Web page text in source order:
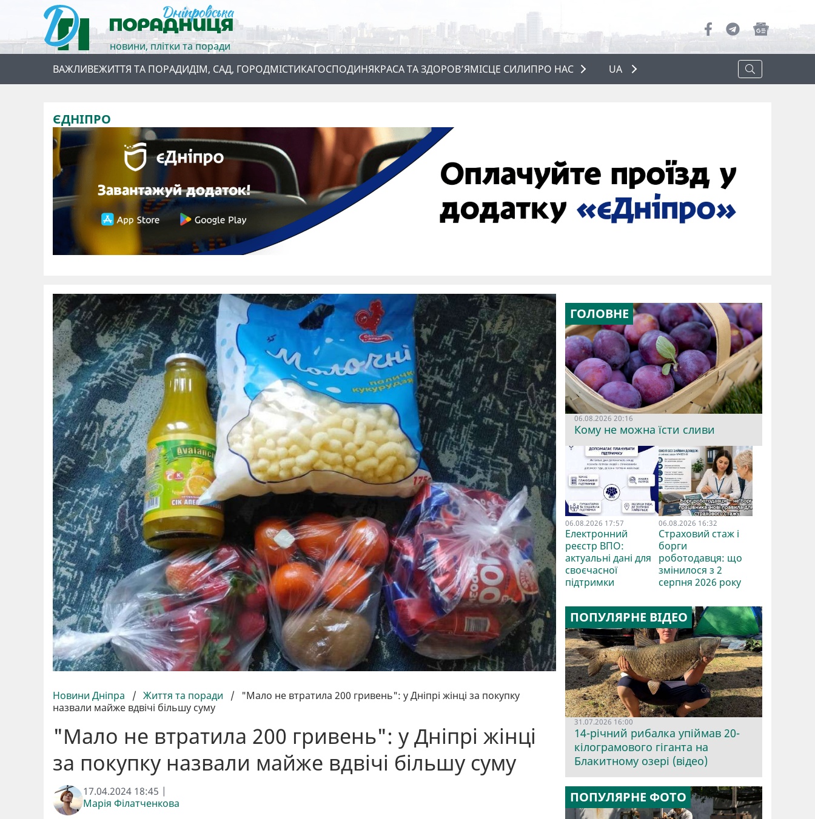
новини, плітки та поради
ВАЖЛИВЕЖИТТЯ ТА ПОРАДИДІМ, САД, ГОРОДМІСТИКАГОСПОДИНЯКРАСА ТА ЗДОРОВ’ЯМІСЦЕ СИЛИПРО НАС
UA
ЄДНІПРО
Новини Дніпра / Життя та поради /
"Мало не втратила 200 гривень": у Дніпрі жінці за покупку
назвали майже вдвічі більшу суму
"Мало не втратила 200 гривень": у Дніпрі жінці
за покупку назвали майже вдвічі більшу суму
17.04.2024 18:45 |
Марія Філатченкова
ГОЛОВНЕ
06.08.2026 20:16
Кому не можна їсти сливи
06.08.2026 17:57
Електронний
реєстр ВПО:
актуальні дані для
своєчасної
підтримки
06.08.2026 16:32
Страховий стаж і
борги
роботодавця: що
змінилося з 2
серпня 2026 року
ПОПУЛЯРНЕ ВІДЕО
31.07.2026 16:00
14-річний рибалка упіймав 20-
кілограмового гіганта на
Блакитному озері (відео)
ПОПУЛЯРНЕ ФОТО